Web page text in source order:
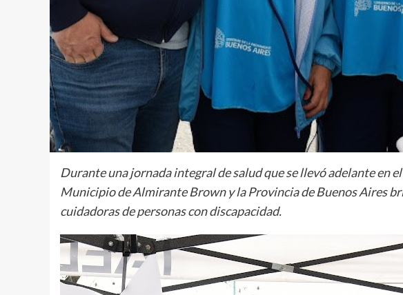
Durante una jornada integral de salud que se llevó adelante en
Municipio de Almirante Brown y la Provincia de Buenos Aires
cuidadoras de personas con discapacidad.